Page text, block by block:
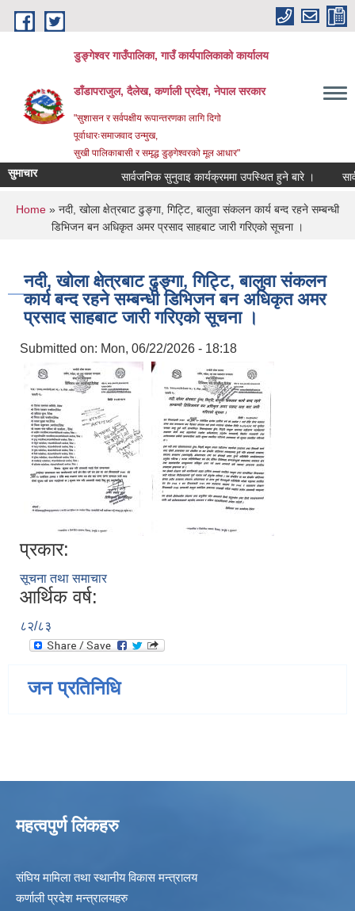
Skip to main content
डुङ्गेश्वर गाउँपालिका, गाउँ कार्यपालिकाको कार्यालय
डाँडापराजुल, दैलेख, कर्णाली प्रदेश, नेपाल सरकार
"सुशासन र सर्वपक्षीय रूपान्तरणका लागि दिगो
पूर्वाधारःसमाजवाद उन्मुख,
सुखी पालिकाबासी र समृद्ध डुङ्गेश्वरको मूल आधार"
सुमाचार सार्वजनिक सुनुवाइ कार्यक्रममा उपस्थित हुने बारे ।
You are here
Home » नदी, खोला क्षेत्रबाट ढुङ्गा, गिट्टि, बालुवा संकलन कार्य बन्द रहने सम्बन्धी
डिभिजन बन अधिकृत अमर प्रसाद साहबाट जारी गरिएको सूचना ।
नदी, खोला क्षेत्रबाट ढुङ्गा, गिट्टि, बालुवा संकलन
कार्य बन्द रहने सम्बन्धी डिभिजन बन अधिकृत अमर
प्रसाद साहबाट जारी गरिएको सूचना ।
Submitted on: Mon, 06/22/2026 - 18:18
प्रकार:
सूचना तथा समाचार
आर्थिक वर्ष:
८२/८३
जन प्रतिनिधि
महत्वपुर्ण लिंकहरु
संघिय मामिला तथा स्थानीय विकास मन्त्रालय
कर्णाली प्रदेश मन्त्रालयहरु